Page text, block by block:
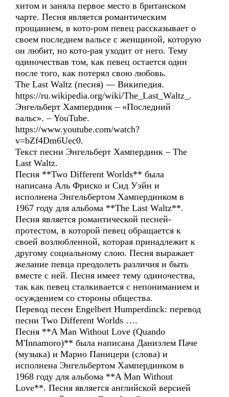
хитом и заняла первое место в британском
чарте. Песня является романтическим
прощанием, в кото-ром певец рассказывает о
своем последнем вальсе с женщиной, которую
он любит, но кото-рая уходит от него. Тему
одиночествав том, как певец остается один
после того, как потерял свою любовь.
The Last Waltz (песня) — Википедия.
https://ru.wikipedia.org/wiki/The_Last_Waltz_.
Энгельберт Хампердинк – «Последний
вальс». – YouTube.
https://www.youtube.com/watch?
v=bZf4Dm6Uec0.
Текст песни Энгельберт Хампердинк – The
Last Waltz.
Песня **Two Different Worlds** была
написана Аль Фриско и Сид Уэйн и
исполнена Энгельбертом Хампердинком в
1967 году для альбома **The Last Waltz**.
Песня является романтической песней-
протестом, в которой певец обращается к
своей возлюбленной, которая принадлежит к
другому социальному слою. Песня выражает
желание певца преодолеть различия и быть
вместе с ней. Песня имеет тему одиночества,
так как певец сталкивается с непониманием и
осуждением со стороны общества.
Перевод песен Engelbert Humperdinck: перевод
песни Two Different Worlds ….
Песня **A Man Without Love (Quando
M'Innamoro)** была написана Даниэлем Паче
(музыка) и Марио Паницери (слова) и
исполнена Энгельбертом Хампердинком в
1968 году для альбома **A Man Without
Love**. Песня является английской версией